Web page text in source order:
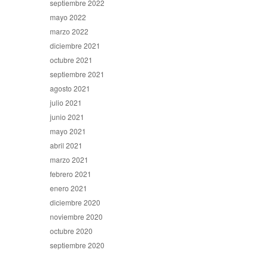
septiembre 2022
mayo 2022
marzo 2022
diciembre 2021
octubre 2021
septiembre 2021
agosto 2021
julio 2021
junio 2021
mayo 2021
abril 2021
marzo 2021
febrero 2021
enero 2021
diciembre 2020
noviembre 2020
octubre 2020
septiembre 2020